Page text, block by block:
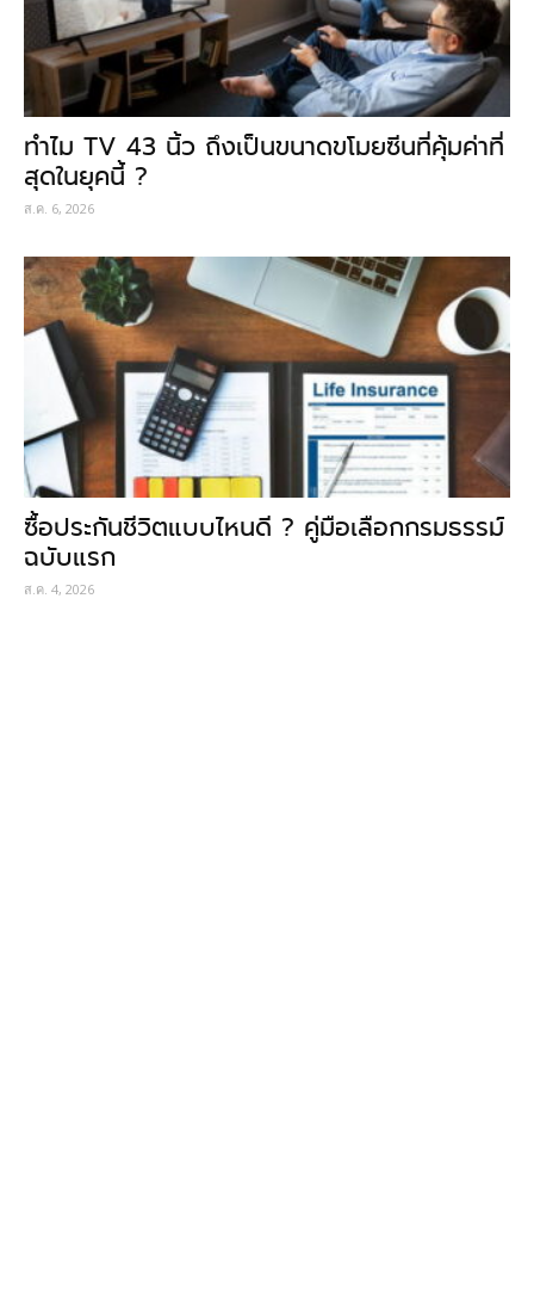
ทำไม TV 43 นิ้ว ถึงเป็นขนาดขโมยซีนที่คุ้มค่าที่
สุดในยุคนี้ ?
ส.ค. 6, 2026
ซื้อประกันชีวิตแบบไหนดี ? คู่มือเลือกกรมธรรม์
ฉบับแรก
ส.ค. 4, 2026